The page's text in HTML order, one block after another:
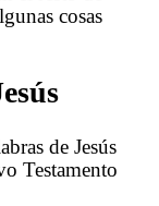
cosas
de Jesús
Testamento